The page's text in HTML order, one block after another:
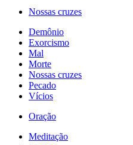
Nossas cruzes
Demônio
Exorcismo
Mal
Morte
Nossas cruzes
Pecado
Vícios
Oração
Meditação